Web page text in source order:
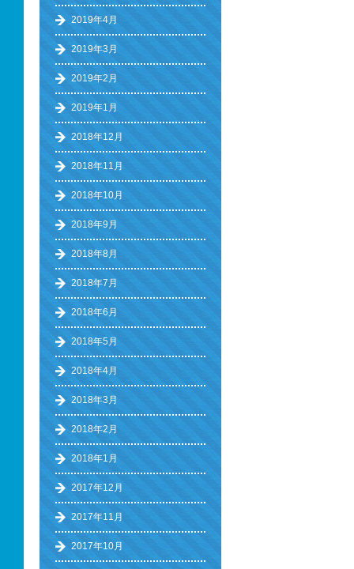
2019年4月
2019年3月
2019年2月
2019年1月
2018年12月
2018年11月
2018年10月
2018年9月
2018年8月
2018年7月
2018年6月
2018年5月
2018年4月
2018年3月
2018年2月
2018年1月
2017年12月
2017年11月
2017年10月